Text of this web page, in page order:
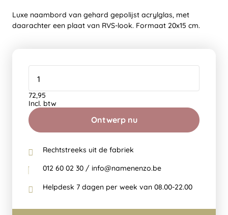
Luxe naambord van gehard gepolijst acrylglas, met
daarachter een plaat van RVS-look. Formaat 20x15 cm.
Ontwerp nu
72,95
Incl. btw
Rechtstreeks uit de fabriek
012 60 02 30 / info@namenenzo.be
Helpdesk 7 dagen per week van 08.00-22.00